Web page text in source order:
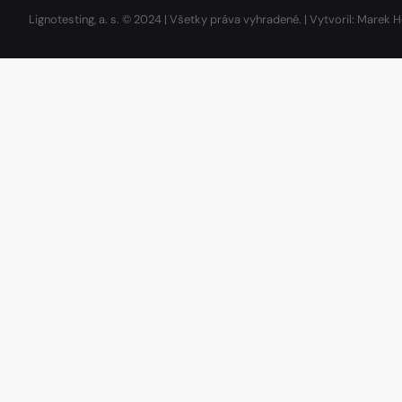
Lignotesting, a. s. © 2024 | Všetky práva vyhradené. | Vytvoril: Marek